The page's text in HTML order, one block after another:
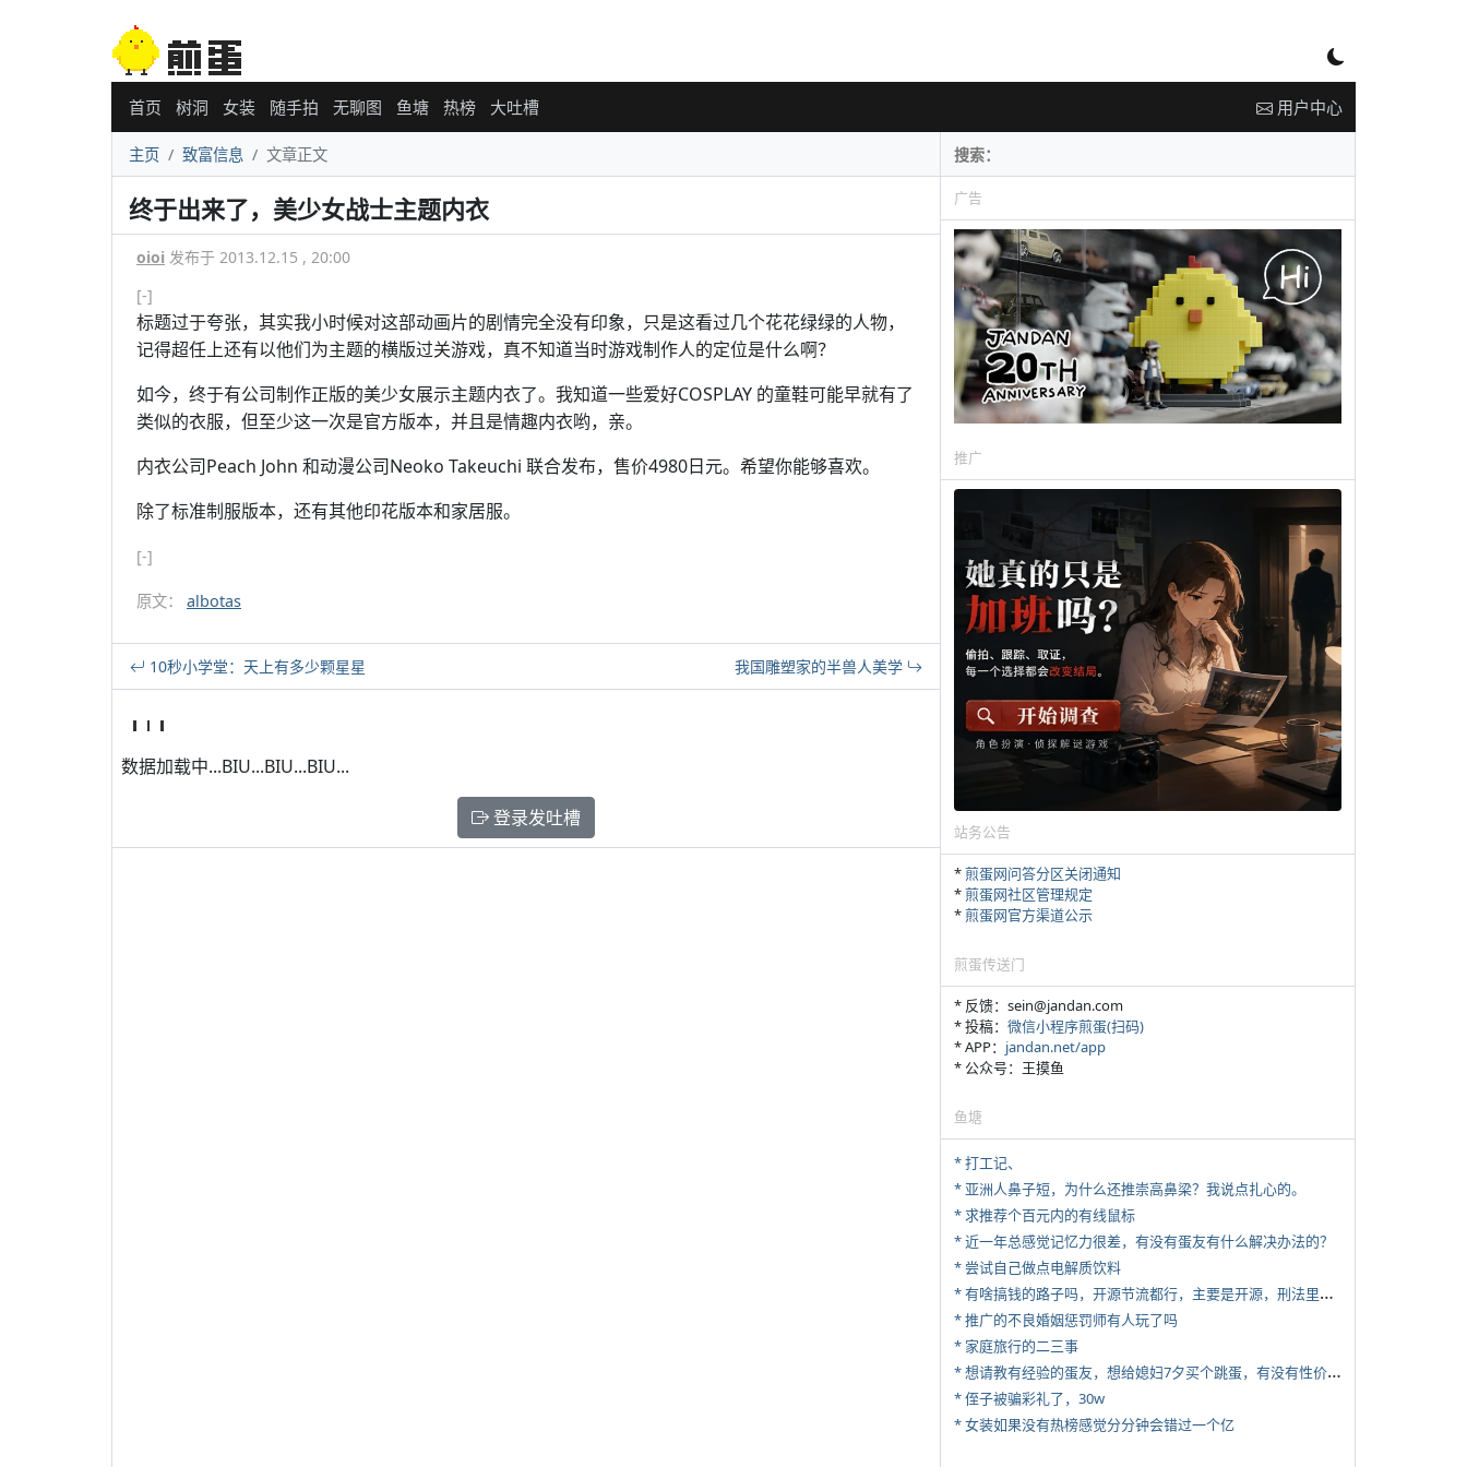
首页 树洞 女装 随手拍 无聊图 鱼塘 热榜 大吐槽 用户中心
主页 致富信息 文章正文
终于出来了，美少女战士主题内衣
oioi 发布于 2013.12.15 , 20:00
[-]
标题过于夸张，其实我小时候对这部动画片的剧情完全没有印象，只是这看过几个花花绿绿的人物，
记得超任上还有以他们为主题的横版过关游戏，真不知道当时游戏制作人的定位是什么啊？
如今，终于有公司制作正版的美少女展示主题内衣了。我知道一些爱好COSPLAY 的童鞋可能早就有了
类似的衣服，但至少这一次是官方版本，并且是情趣内衣哟，亲。
内衣公司Peach John 和动漫公司Neoko Takeuchi 联合发布，售价4980日元。希望你能够喜欢。
除了标准制服版本，还有其他印花版本和家居服。
[-]
原文： albotas
10秒小学堂：天上有多少颗星星 我国雕塑家的半兽人美学
数据加载中...BIU...BIU...BIU...
登录发吐槽
广告
推广
站务公告
*煎蛋网问答分区关闭通知
*煎蛋网社区管理规定
*煎蛋网官方渠道公示
煎蛋传送门
* 反馈：sein@jandan.com
* 投稿： 微信小程序煎蛋(扫码)
* APP： jandan.net/app
* 公众号：王摸鱼
鱼塘
* 打工记、
* 亚洲人鼻子短，为什么还推崇高鼻梁？我说点扎心的。
* 求推荐个百元内的有线鼠标
* 近一年总感觉记忆力很差，有没有蛋友有什么解决办法的？
* 尝试自己做点电解质饮料
*
有啥搞钱的路子吗，开源节流都行，主要是开源，刑法里的咱不做
* 推广的不良婚姻惩罚师有人玩了吗
* 家庭旅行的二三事
*
想请教有经验的蛋友，想给媳妇7夕买个跳蛋，有没有性价比高的推荐
* 侄子被骗彩礼了，30w
* 女装如果没有热榜感觉分分钟会错过一个亿